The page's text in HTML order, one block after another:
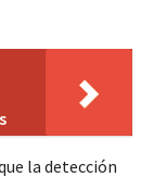
la detección